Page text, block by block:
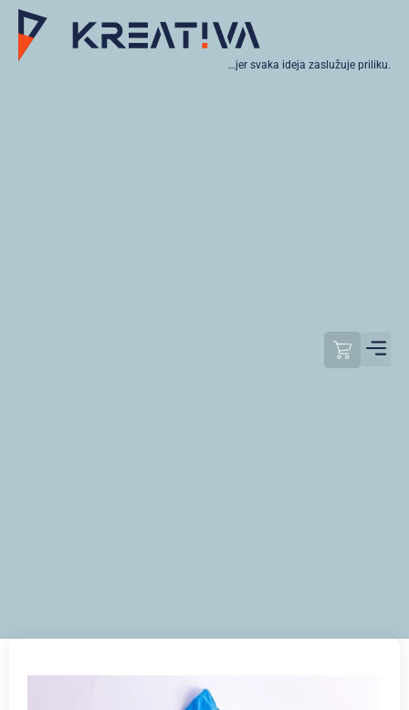
…jer svaka ideja zaslužuje priliku.